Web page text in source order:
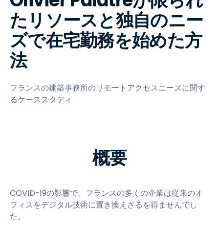
たリソースと独自のニー
ズで在宅勤務を始めた方
法
フランスの建築事務所のリモートアクセスニーズに関す
るケーススタディ
概要
COVID-19の影響で、フランスの多くの企業は従来のオ
フィスをデジタル技術に置き換えざるを得ませんでし
た。